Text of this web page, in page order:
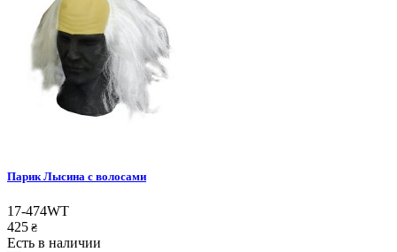
Парик Лысина с волосами
17-474WT
425 ₴
Есть в наличии